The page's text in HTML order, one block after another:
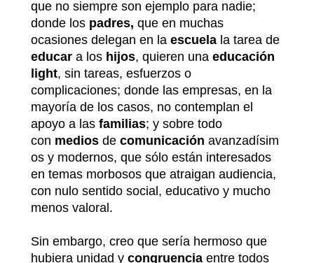
que no siempre son ejemplo para nadie;
donde los padres, que en muchas
ocasiones delegan en la escuela la tarea de
educar a los hijos, quieren una educación
light, sin tareas, esfuerzos o
complicaciones; donde las empresas, en la
mayoría de los casos, no contemplan el
apoyo a las familias; y sobre todo
con medios de comunicación avanzadísim
os y modernos, que sólo están interesados
en temas morbosos que atraigan audiencia,
con nulo sentido social, educativo y mucho
menos valoral.
Sin embargo, creo que sería hermoso que
hubiera unidad y congruencia entre todos